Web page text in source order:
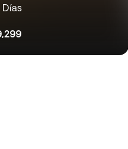
Días